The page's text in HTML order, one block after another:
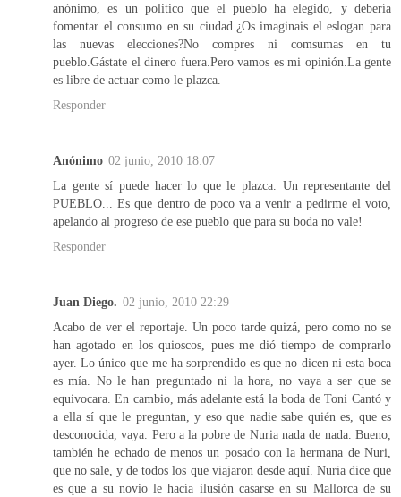
anónimo, es un politico que el pueblo ha elegido, y debería
fomentar el consumo en su ciudad.¿Os imaginais el eslogan para
las nuevas elecciones?No compres ni comsumas en tu
pueblo.Gástate el dinero fuera.Pero vamos es mi opinión.La gente
es libre de actuar como le plazca.
Responder
Anónimo 02 junio, 2010 18:07
La gente sí puede hacer lo que le plazca. Un representante del
PUEBLO... Es que dentro de poco va a venir a pedirme el voto,
apelando al progreso de ese pueblo que para su boda no vale!
Responder
Juan Diego. 02 junio, 2010 22:29
Acabo de ver el reportaje. Un poco tarde quizá, pero como no se
han agotado en los quioscos, pues me dió tiempo de comprarlo
ayer. Lo único que me ha sorprendido es que no dicen ni esta boca
es mía. No le han preguntado ni la hora, no vaya a ser que se
equivocara. En cambio, más adelante está la boda de Toni Cantó y
a ella sí que le preguntan, y eso que nadie sabe quién es, que es
desconocida, vaya. Pero a la pobre de Nuria nada de nada. Bueno,
también he echado de menos un posado con la hermana de Nuri,
que no sale, y de todos los que viajaron desde aquí. Nuria dice que
es que a su novio le hacía ilusión casarse en su Mallorca de su